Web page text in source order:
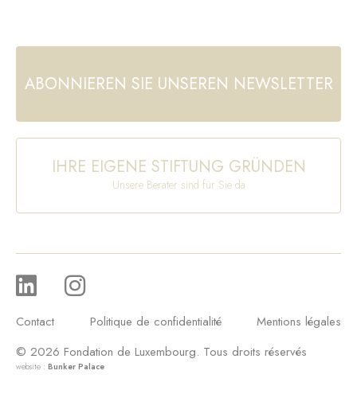
ABONNIEREN SIE UNSEREN NEWSLETTER
IHRE EIGENE STIFTUNG GRÜNDEN
Unsere Berater sind für Sie da
Contact Politique de confidentialité
Mentions légales
© 2026 Fondation de Luxembourg. Tous droits réservés
website : Bunker Palace